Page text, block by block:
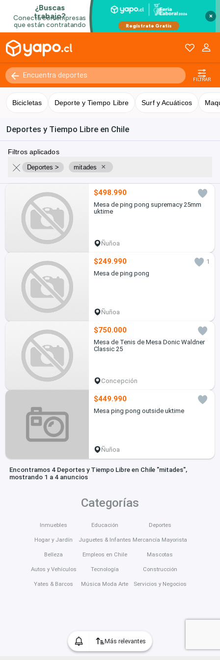
×
FILTRAR
Bicicletas Deporte y Tiempo Libre Surf y Acuáticos
Deportes y Tiempo Libre en Chile
Filtros aplicados
Deportes > mitades ×
Más relevantes
$498.990
Mesa de ping pong supremacy 25mm
uktime
Ñuñoa
$249.990
1
Mesa de ping pong
Ñuñoa
$750.000
Mesa de Tenis de Mesa Donic Waldner
Classic 25
Concepción
$449.990
Mesa ping pong outside uktime
Ñuñoa
Encontramos 4 Deportes y Tiempo Libre en Chile "mitades",
mostrando 1 a 4 anuncios
Categorías
Inmuebles
Hogar y Jardín
Belleza
Autos y Vehículos
Yates & Barcos
Educación
Juguetes & Infantes
Empleos en Chile
Tecnología
Música Moda Arte
Deportes
Mercancía Mayorista
Mascotas
Construcción
Servicios y Negocios